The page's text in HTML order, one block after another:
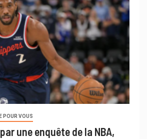
POUR VOUS
une enquête de la NBA,